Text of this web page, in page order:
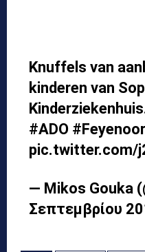
Knuffels van
kinderen van
#ADO
pic.twitter.com/
— Mikos Gouka
Σεπτεμβρίου